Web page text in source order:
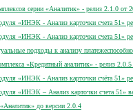
серии «Аналитик» - релиз 2.1.0 от
«ИНЭК - Анализ карточки счета 51»
«ИНЭК - Анализ карточки счета 51»
подходы к анализу
«Кредитный аналитик» - релиз
«ИНЭК - Анализ карточки счёта 51»
«ИНЭК – Анализ карточки счета 51»
до версии 2.0.4